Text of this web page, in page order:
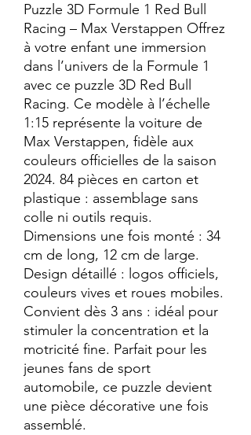
Puzzle 3D Formule 1 Red Bull
Racing – Max Verstappen Offrez
à votre enfant une immersion
dans l’univers de la Formule 1
avec ce puzzle 3D Red Bull
Racing. Ce modèle à l’échelle
1:15 représente la voiture de
Max Verstappen, fidèle aux
couleurs officielles de la saison
2024. 84 pièces en carton et
plastique : assemblage sans
colle ni outils requis.
Dimensions une fois monté : 34
cm de long, 12 cm de large.
Design détaillé : logos officiels,
couleurs vives et roues mobiles.
Convient dès 3 ans : idéal pour
stimuler la concentration et la
motricité fine. Parfait pour les
jeunes fans de sport
automobile, ce puzzle devient
une pièce décorative une fois
assemblé.